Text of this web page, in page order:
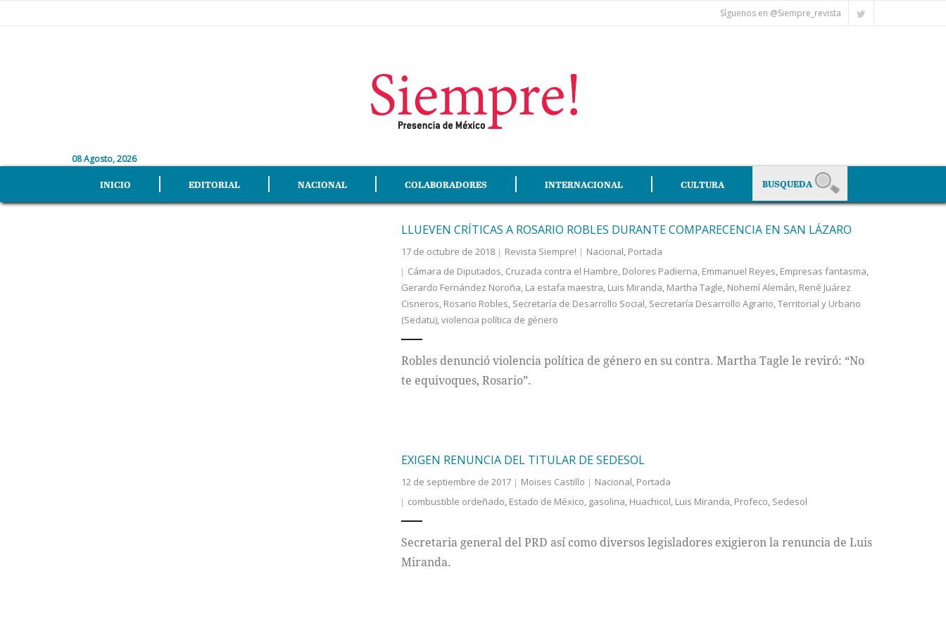
Síguenos en @Siempre_revista
08 Agosto, 2026
INICIO EDITORIAL NACIONAL COLABORADORES INTERNACIONAL CULTURA
LLUEVEN CRÍTICAS A ROSARIO ROBLES DURANTE COMPARECENCIA EN SAN LÁZARO
17 de octubre de 2018 Revista Siempre! Nacional, Portada
Cámara de Diputados, Cruzada contra el Hambre, Dolores Padierna, Emmanuel Reyes, Empresas fantasma,
Gerardo Fernández Noroña, La estafa maestra, Luis Miranda, Martha Tagle, Nohemí Alemán, René Juárez
Cisneros, Rosario Robles, Secretaría de Desarrollo Social, Secretaría Desarrollo Agrario,Territorial y Urbano
(Sedatu),violencia política de género
Robles denunció violencia política de género en su contra. Martha Tagle le reviró: “No
te equivoques, Rosario”.
EXIGEN RENUNCIA DEL TITULAR DE SEDESOL
12 de septiembre de 2017 Moises Castillo Nacional, Portada
combustible ordeñado, Estado de México, gasolina, Huachicol, Luis Miranda, Profeco, Sedesol
Secretaria general del PRD así como diversos legisladores exigieron la renuncia de Luis
Miranda.